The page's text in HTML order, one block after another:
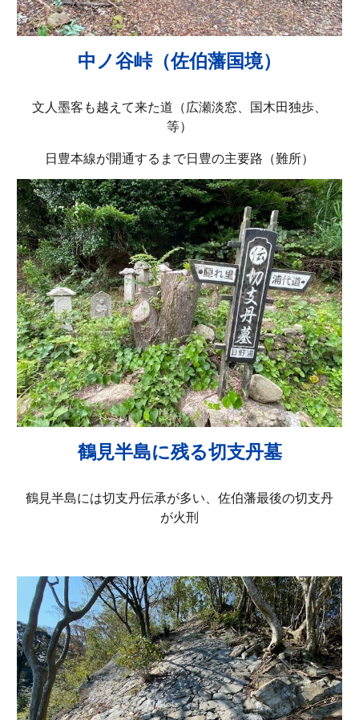
中ノ谷峠（佐伯藩国境）
文人墨客も越えて来た道（広瀬淡窓、国木田独歩、
等）
日豊本線が開通するまで日豊の主要路（難所）
鶴見半島に残る切支丹墓
鶴見半島には切支丹伝承が多い、佐伯藩最後の切支丹
が火刑